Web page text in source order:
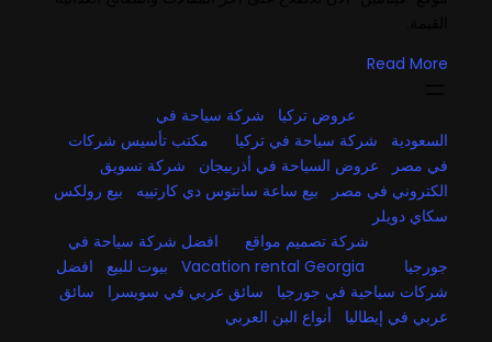
Read More
عروض تركيا
شركة سياحة في
السعودية
شركة سياحة في تركيا
مكتب تأسيس شركات
في مصر
عروض السياحة في أذربيجان
شركة تسويق
الكتروني في مصر
بيع ساعة سانتوس دي كارتييه
بيع رولكس
سكاي دويلر
شركة تصميم مواقع
افضل شركة سياحة في
جورجيا
Vacation rental Georgia بيوت للبيع
افضل
شركات سياحية في جورجيا
سائق عربي في سويسرا
سائق
عربي في إيطاليا
أنواع البن العربي